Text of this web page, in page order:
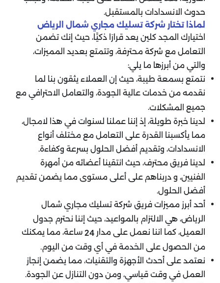
حدوث الانسدادات بالمستقبل.
لماذا تختار شركة تسليك مجاري شمال الرياض
اختيارك المجد كلين يعد قرارَا ذكيًَا، حيث إنك تضمن
التعامل مع شركة محترفة، وتتمتع بعديد المميزات،
والتي من أبرزها ما يلي:
نتمتع بسمعة طيبة، حيث إن العملاء يثقون بنا لما
نقدمه من خدمات عالية الجودة، والتعامل الاحترافي مع
جميع
المشكلات.
لدينا خبرة طويلة، إذ إننا عملنا لسنوات في هذا لامجال،
مما يأكسبنا القدرة على التعامل مع مختلف أنواع
الانسدادات، وتقديم أفضل الحلول بسرعة وكفاءة.
لدينا فريق محترف، حيث انتقينا أعضائه من أمهرة
الفنيين، و دربناهم على أعلى مستوى مما يضمن تقديم
أفضل الحلول.
أحد أبرز مميزات فريق شركة تسليك مجاري شمال
الرياض، هي الالتزام بالمواعيد، حيث إننا نحترم جدول
العميل، كما اننا نعمل على مدار 24 ساعة، مما يمكنك
من الحصول على الخدمة في أي وقت من اليوم.
نعتمد على أحدث الأجهزة والتقنيات، مما يضمن إنجاز
العمل في وقت قياسي، ومن دون التنازل عن الجودة.